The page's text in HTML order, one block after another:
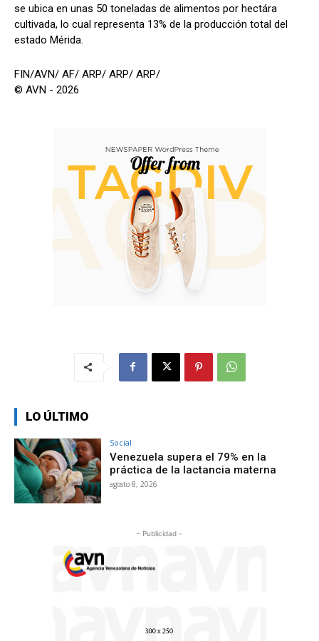
se ubica en unas 50 toneladas de alimentos por hectára
cultivada, lo cual representa 13% de la producción total del
estado Mérida.
FIN/AVN/ AF/ ARP/ ARP/ ARP/
© AVN - 2026
LO ÚLTIMO
Social
Venezuela supera el 79% en la
práctica de la lactancia materna
agosto 8, 2026
- Publicidad -